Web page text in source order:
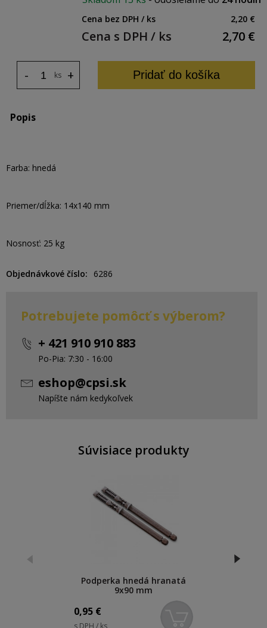
Cena bez DPH / ks 2,20 €
Cena s DPH / ks 2,70 €
ks +
- Pridať do košíka
Popis
Farba: hnedá
Priemer/dĺžka: 14x140 mm
Nosnosť: 25 kg
Objednávkové číslo 6286
Potrebujete pomôcť s výberom?
+ 421 910 910 883
Po-Pia: 7:30 - 16:00
eshop@cpsi.sk
Napíšte nám kedykoľvek
Súvisiace produkty
Podperka hnedá hranatá
9x90 mm
0,95 €
s DPH / ks